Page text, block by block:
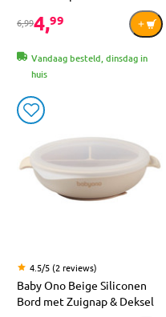
6,994,99
Vandaag besteld, dinsdag in
huis
4.5/5 (2 reviews)
Baby Ono Beige Siliconen
Bord met Zuignap & Deksel